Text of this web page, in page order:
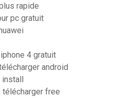
rapide
pc gratuit
4 gratuit
android
free